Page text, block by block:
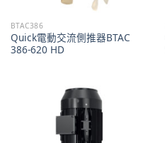
BTAC386
Quick電動交流側推器BTAC
386-620 HD